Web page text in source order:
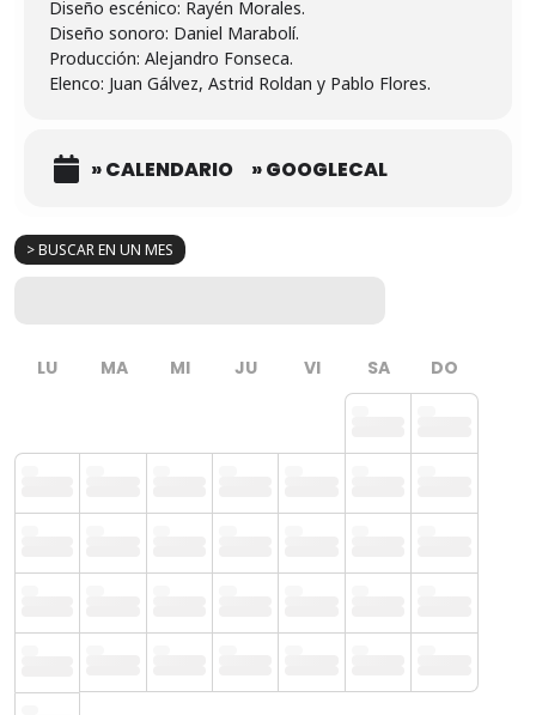
> BUSCAR EN UN MES
LU MA MI JU VI SA DO
Diseño escénico: Rayén Morales.
Diseño sonoro: Daniel Marabolí.
Producción: Alejandro Fonseca.
Elenco: Juan Gálvez, Astrid Roldan y Pablo Flores.
» CALENDARIO » GOOGLECAL